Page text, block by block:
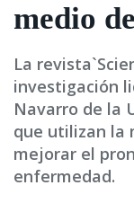
medio
La
investigación
Navarro de la
que utilizan la
mejorar el
enfermedad.